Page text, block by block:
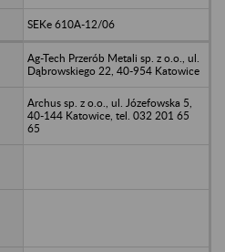
SEKe 610A-12/06
Ag-Tech Przerób Metali sp. z o.o., ul.
Dąbrowskiego 22, 40-954 Katowice
Archus sp. z o.o., ul. Józefowska 5,
40-144 Katowice, tel. 032 201 65
65